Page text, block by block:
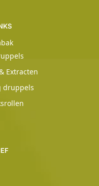
Extracten
druppels